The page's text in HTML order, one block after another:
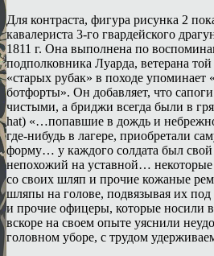
Для контраста, фигура рисунка 2
кавалериста 3-го гвардейского
1811 г. Она выполнена по
подполковника Луарда, ветерана
«старых рубак» в походе
ботфорты». Он добавляет, что
чистыми, а бриджи всегда были в
hat) «…попавшие в дождь и
где-нибудь в лагере, приобретали
форму… у каждого солдата был свой
непохожий на уставной…
со своих шляп и прочие кожаные
шляпы на голове, подвязывая их
и прочие офицеры, которые носили
вскоре на своем опыте уяснили
головном уборе, с трудом